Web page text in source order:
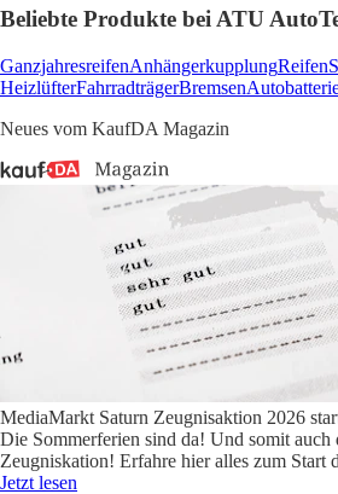
Beliebte Produkte bei ATU
GanzjahresreifenAnhängerkupplungReifen
HeizlüfterFahrradträgerBremsen
Neues vom KaufDA Magazin
MediaMarkt Saturn Zeugnisaktion 2026
Die Sommerferien sind da! Und somit
Zeugniskation! Erfahre hier alles zum Start
Jetzt lesen